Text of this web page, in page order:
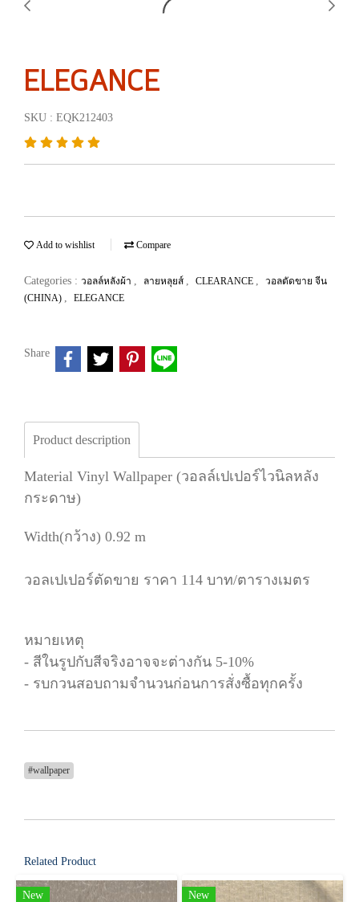
ELEGANCE
SKU : EQK212403
Add to wishlist Compare
Categories : วอลล์หลังผ้า , ลายหลุยส์ , CLEARANCE ,
วอลตัดขาย จีน
(CHINA) , ELEGANCE
Share
Product description
Material Vinyl Wallpaper (วอลล์เปเปอร์ไวนิลหลัง
กระดาษ)
Width(กว้าง) 0.92 m
วอลเปเปอร์ตัดขาย ราคา 114 บาท/ตารางเมตร
หมายเหตุ
- สีในรูปกับสีจริงอาจจะต่างกัน 5-10%
- รบกวนสอบถามจำนวนก่อนการสั่งซื้อทุกครั้ง
#wallpaper
Related Product
New New